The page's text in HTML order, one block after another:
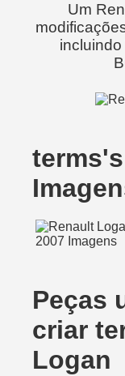
Um
Peças
criar
Logan